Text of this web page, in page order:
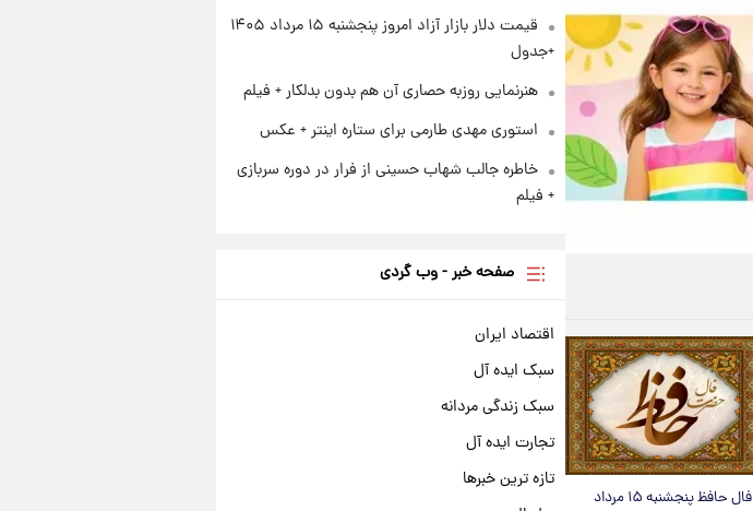
فال حافظ پنجشنبه ۱۵ مرداد
قیمت دلار بازار آزاد امروز پنجشنبه ۱۵ مرداد ۱۴۰۵
+جدول
هنرنمایی روزبه حصاری آن هم بدون بدلکار + فیلم
استوری مهدی طارمی برای ستاره اینتر + عکس
خاطره جالب شهاب حسینی از فرار در دوره سربازی
+ فیلم
صفحه خبر - وب گردی
اقتصاد ایران
سبک ایده آل
سبک زندگی مردانه
تجارت ایده آل
تازه ترین خبرها